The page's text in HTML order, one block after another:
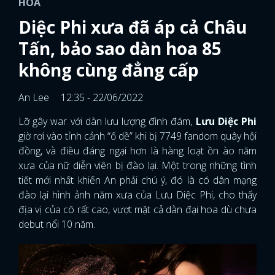
Diệc Phi xưa đã áp cả Châu
Tấn, bảo sao dàn hoa 85
không cùng đẳng cấp
An Lee
12:35 - 22/06/2022
Lỡ gây war với dàn lưu lượng đình đám, Lưu Diệc Phi
giờ rơi vào tỉnh cảnh “ố dề” khi bị 7749 fandom quây hội
đồng, và điều đáng ngại hơn là hàng loạt ồn ào năm
xưa của nữ diễn viên bị đào lại. Một trong những tình
tiết mới nhất khiến An phải chú ý, đó là có dân mạng
đào lại hình ảnh năm xưa của Lưu Diệc Phi, cho thấy
địa vị của cô rất cao, vượt mặt cả dàn đại hoa dù chưa
debut nổi 10 năm.